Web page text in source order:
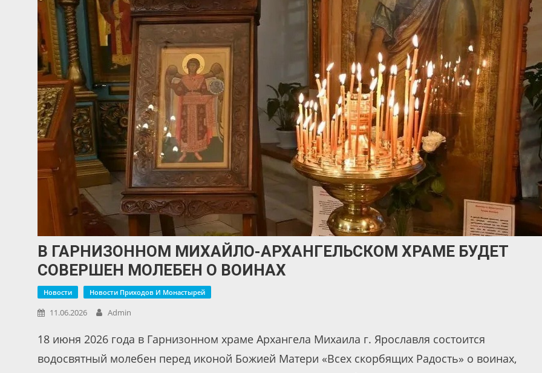
В ГАРНИЗОННОМ МИХАЙЛО-АРХАНГЕЛЬСКОМ ХРАМЕ БУДЕТ
СОВЕРШЕН МОЛЕБЕН О ВОИНАХ
Новости Новости Приходов И Монастырей
11.06.2026 Admin
18 июня 2026 года в Гарнизонном храме Архангела Михаила г. Ярославля состоится
водосвятный молебен перед иконой Божией Матери «Всех скорбящих Радость» о воинах,